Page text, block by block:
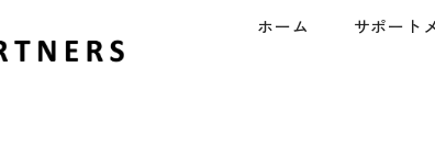
ホーム サポート